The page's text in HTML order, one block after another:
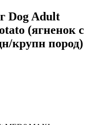
Dog Adult
(ягненок с
крупн пород)